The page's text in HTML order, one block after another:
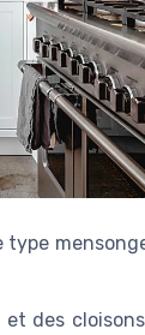
type
des